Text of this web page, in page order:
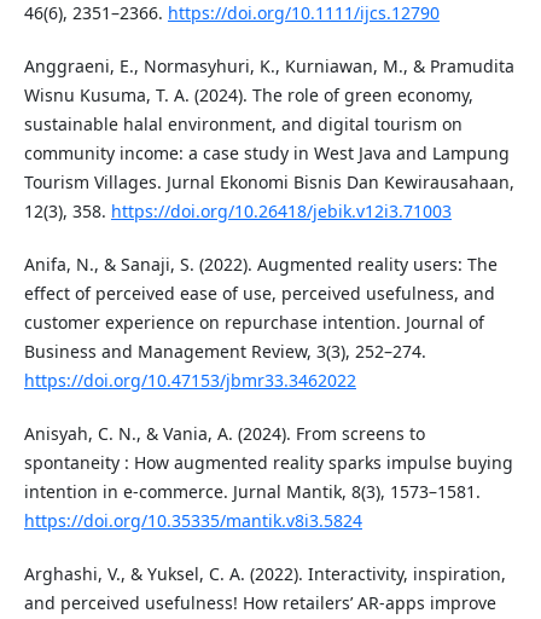
46(6), 2351–2366. https://doi.org/10.1111/ijcs.12790
Anggraeni, E., Normasyhuri, K., Kurniawan, M., & Pramudita
Wisnu Kusuma, T. A. (2024). The role of green economy,
sustainable halal environment, and digital tourism on
community income: a case study in West Java and Lampung
Tourism Villages. Jurnal Ekonomi Bisnis Dan Kewirausahaan,
12(3), 358. https://doi.org/10.26418/jebik.v12i3.71003
Anifa, N., & Sanaji, S. (2022). Augmented reality users: The
effect of perceived ease of use, perceived usefulness, and
customer experience on repurchase intention. Journal of
Business and Management Review, 3(3), 252–274.
https://doi.org/10.47153/jbmr33.3462022
Anisyah, C. N., & Vania, A. (2024). From screens to
spontaneity : How augmented reality sparks impulse buying
intention in e-commerce. Jurnal Mantik, 8(3), 1573–1581.
https://doi.org/10.35335/mantik.v8i3.5824
Arghashi, V., & Yuksel, C. A. (2022). Interactivity, inspiration,
and perceived usefulness! How retailers’ AR-apps improve